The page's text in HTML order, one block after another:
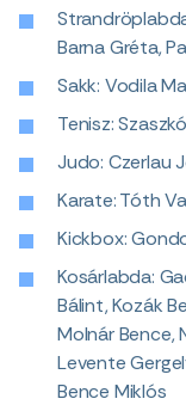
Barna Gréta,
Sakk: Vodila
Tenisz:
Judo: Czerlau
Karate: Tóth
Kickbox:
Kosárlabda:
Bálint, Kozák
Molnár Bence,
Levente
Bence Miklós